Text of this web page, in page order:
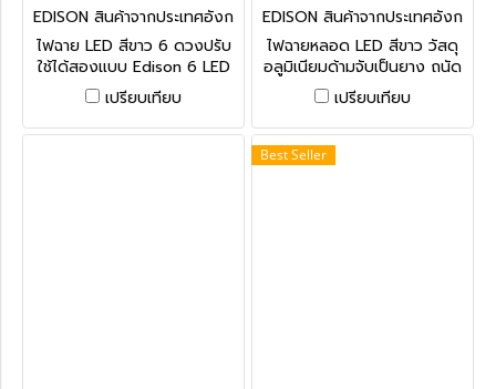
EDISON สินค้าจากประเทศอังก
ฤษ-1
ไฟฉาย LED สีขาว 6 ดวงปรับ
ใช้ได้สองแบบ Edison 6 LED
Combi Stretch Light
เปรียบเทียบ
EDISON สินค้าจากประเทศอังก
ฤษ-1
ไฟฉายหลอด LED สีขาว วัสดุ
อลูมิเนียมด้ามจับเป็นยาง ถนัด
มือ Edison 3 LED Aluminium
Soft Grip Torch
เปรียบเทียบ
Best Seller